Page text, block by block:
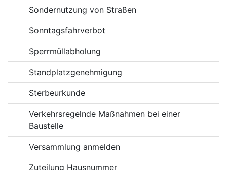
Sondernutzung von Straßen
Sonntagsfahrverbot
Sperrmüllabholung
Standplatzgenehmigung
Sterbeurkunde
Verkehrsregelnde Maßnahmen bei einer
Baustelle
Versammlung anmelden
Zuteilung Hausnummer